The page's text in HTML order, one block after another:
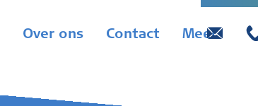
Over ons Contact Meer